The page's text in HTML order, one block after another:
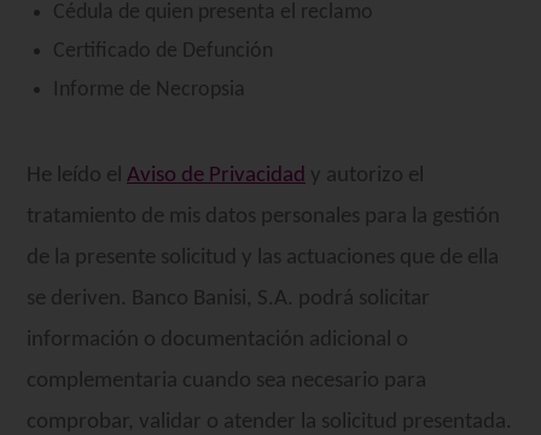
Cédula de quien presenta el reclamo
Certificado de Defunción
Informe de Necropsia
He leído el Aviso de Privacidad y autorizo el
tratamiento de mis datos personales para la gestión
de la presente solicitud y las actuaciones que de ella
se deriven. Banco Banisi, S.A. podrá solicitar
información o documentación adicional o
complementaria cuando sea necesario para
comprobar, validar o atender la solicitud presentada.